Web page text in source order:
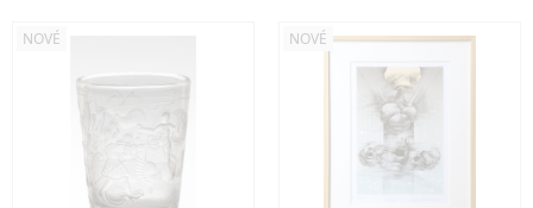
NOVÉ NOVÉ